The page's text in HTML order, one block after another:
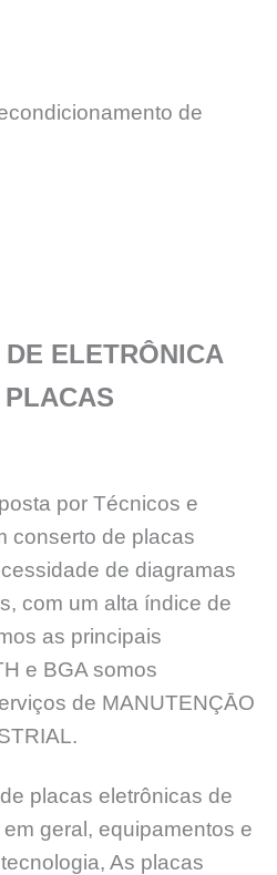
de
ELETRÔNICA
por Técnicos e
conserto de placas
de diagramas
com um alta índice de
as principais
e BGA somos
de MANUTENÇĀO
placas eletrônicas de
geral, equipamentos e
As placas